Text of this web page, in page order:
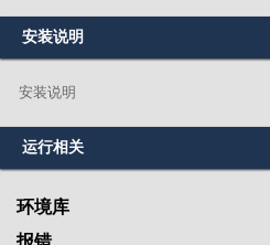
安装说明
安装说明
运行相关
环境库
报错